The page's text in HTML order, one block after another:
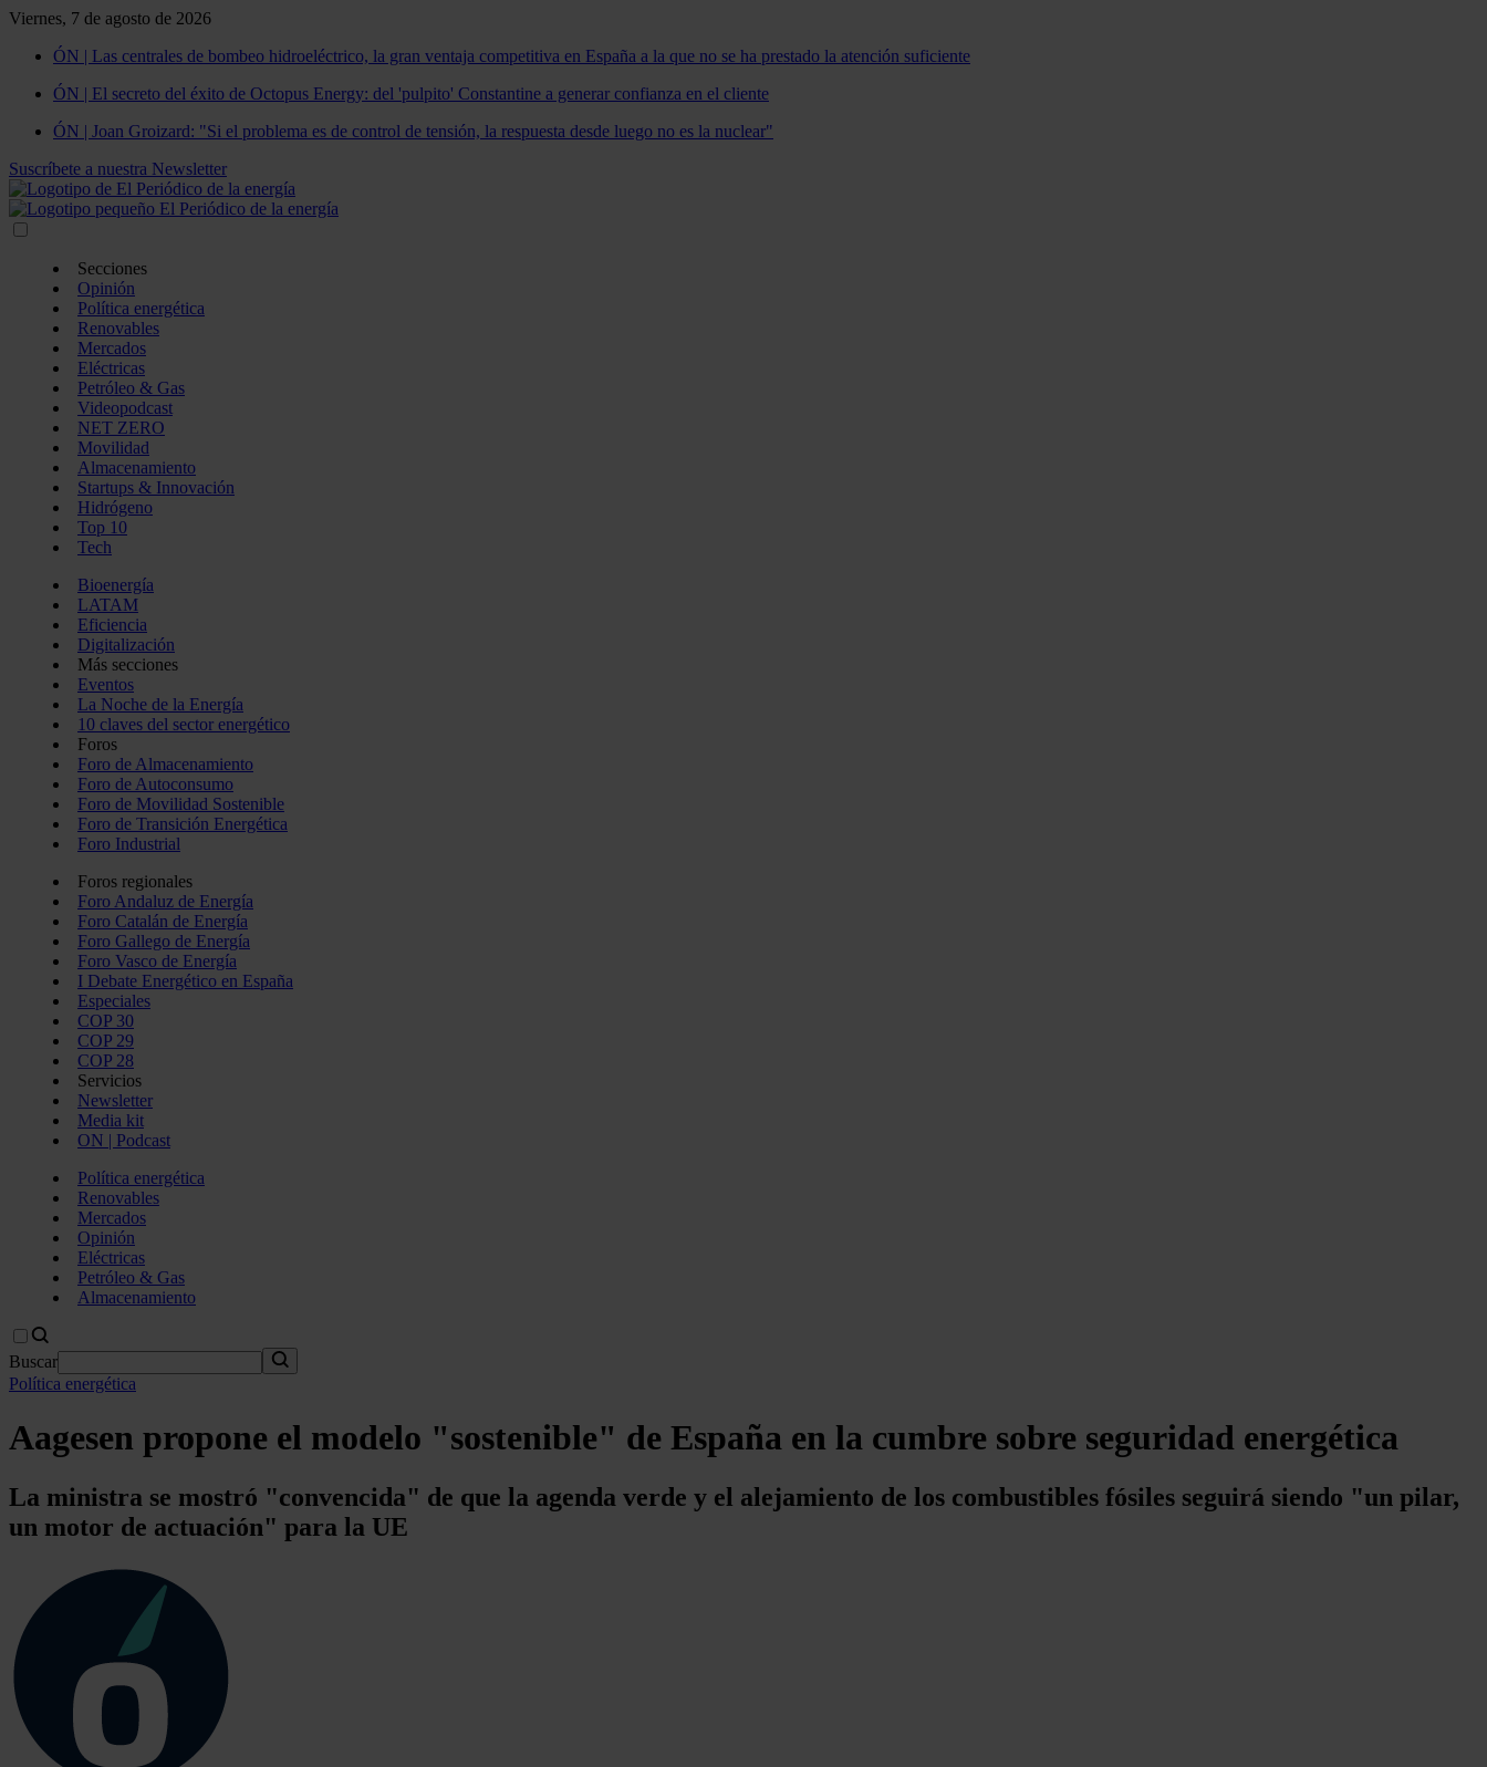
Viernes, 7 de agosto de 2026
ÓN | Las centrales de bombeo hidroeléctrico, la gran ventaja competitiva en España a la que no se ha prestado la atención suficiente
ÓN | El secreto del éxito de Octopus Energy: del 'pulpito' Constantine a generar confianza en el cliente
ÓN | Joan Groizard: "Si el problema es de control de tensión, la respuesta desde luego no es la nuclear"
Suscríbete a nuestra Newsletter
Secciones
Opinión
Política energética
Renovables
Mercados
Eléctricas
Petróleo & Gas
Videopodcast
NET ZERO
Movilidad
Almacenamiento
Startups & Innovación
Hidrógeno
Top 10
Tech
Bioenergía
LATAM
Eficiencia
Digitalización
Más secciones
Eventos
La Noche de la Energía
10 claves del sector energético
Foros
Foro de Almacenamiento
Foro de Autoconsumo
Foro de Movilidad Sostenible
Foro de Transición Energética
Foro Industrial
Foros regionales
Foro Andaluz de Energía
Foro Catalán de Energía
Foro Gallego de Energía
Foro Vasco de Energía
I Debate Energético en España
Especiales
COP 30
COP 29
COP 28
Servicios
Newsletter
Media kit
ON | Podcast
Política energética
Renovables
Mercados
Opinión
Eléctricas
Petróleo & Gas
Almacenamiento
Buscar
Política energética
Aagesen propone el modelo "sostenible" de España en la cumbre sobre seguridad energética
La ministra se mostró "convencida" de que la agenda verde y el alejamiento de los combustibles fósiles seguirá siendo "un pilar,
un motor de actuación" para la UE